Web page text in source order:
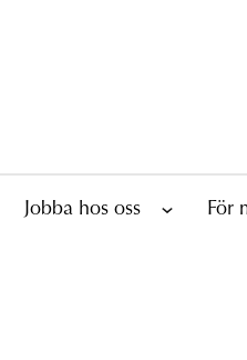
Jobba hos oss För